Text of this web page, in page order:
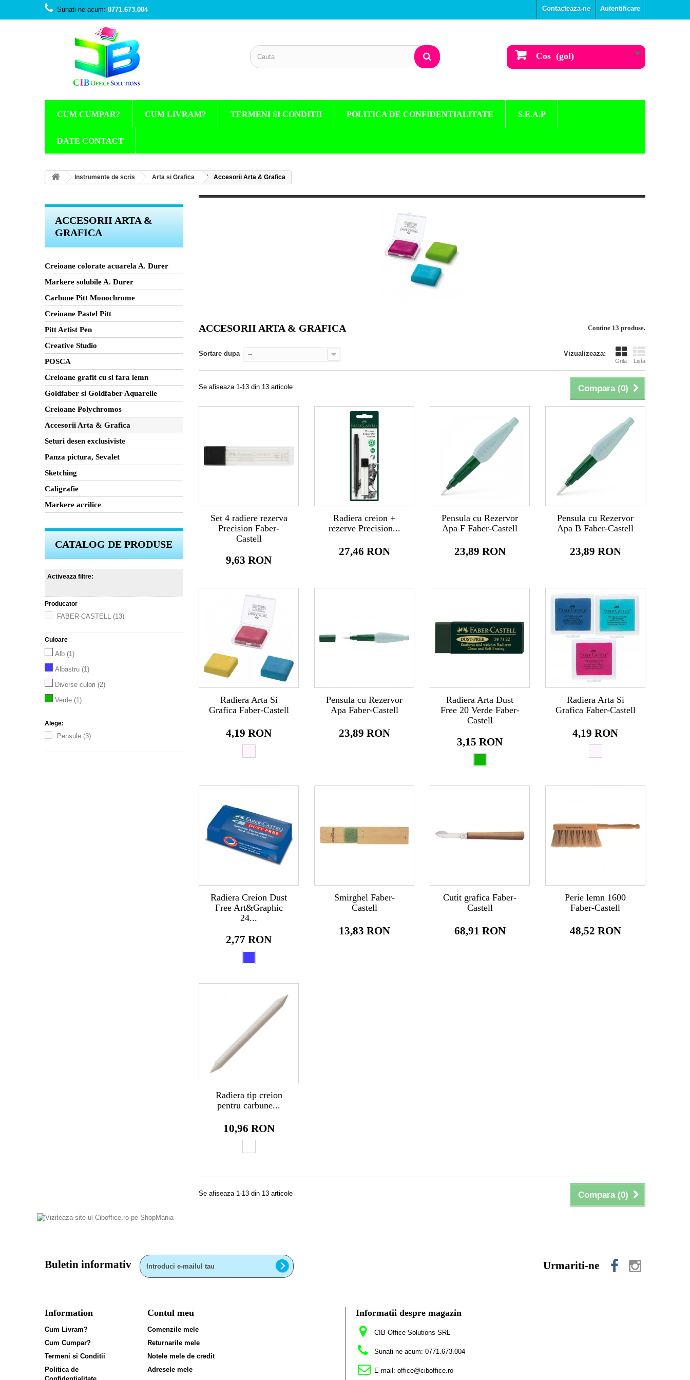
Autentificare
Contacteaza-ne
Sunati-ne acum: 0771.673.004
Cos (gol)
CUM CUMPAR? CUM LIVRAM? TERMENI SI CONDITII POLITICA DE CONFIDENTIALITATE S.E.A.P
DATE CONTACT
Instrumente de scris Arta si Grafica Accesorii Arta & Grafica
ACCESORII ARTA &
GRAFICA
Creioane colorate acuarela A. Durer
Markere solubile A. Durer
Carbune Pitt Monochrome
Creioane Pastel Pitt
Pitt Artist Pen
Creative Studio
POSCA
Creioane grafit cu si fara lemn
Goldfaber si Goldfaber Aquarelle
Creioane Polychromos
Accesorii Arta & Grafica
Seturi desen exclusiviste
Panza pictura, Sevalet
Sketching
Caligrafie
Markere acrilice
CATALOG DE PRODUSE
Activeaza filtre:
Producator
FABER-CASTELL (13)
Culoare
Alb (1)
Albastru (1)
Diverse culori (2)
Verde (1)
Alege:
Pensule (3)
ACCESORII ARTA & GRAFICA Contine 13 produse.
Vizualizeaza:
Grila Lista
Sortare dupa --
Compara (0)
Se afiseaza 1-13 din 13 articole
Set 4 radiere rezerva
Precision Faber-
Castell
9,63 RON
Radiera creion +
rezerve Precision...
27,46 RON
Pensula cu Rezervor
Apa F Faber-Castell
23,89 RON
Pensula cu Rezervor
Apa B Faber-Castell
23,89 RON
Radiera Arta Si
Grafica Faber-Castell
4,19 RON
Pensula cu Rezervor
Apa Faber-Castell
23,89 RON
Radiera Arta Dust
Free 20 Verde Faber-
Castell
3,15 RON
Radiera Arta Si
Grafica Faber-Castell
4,19 RON
Radiera Creion Dust
Free Art&Graphic
24...
2,77 RON
Smirghel Faber-
Castell
13,83 RON
Cutit grafica Faber-
Castell
68,91 RON
Perie lemn 1600
Faber-Castell
48,52 RON
Radiera tip creion
pentru carbune...
10,96 RON
Compara (0)
Se afiseaza 1-13 din 13 articole
Buletin informativ Urmariti-ne
Information
Cum Livram?
Cum Cumpar?
Termeni si Conditii
Politica de
Contul meu
Comenzile mele
Returnarile mele
Notele mele de credit
Adresele mele
Informatii despre magazin
CIB Office Solutions SRL
Sunati-ne acum: 0771.673.004
E-mail: office@ciboffice.ro